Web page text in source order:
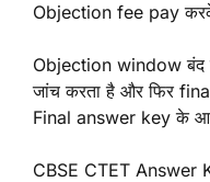
Objection fee pay
Objection window बंद
जांच करता है और फिर
Final answer key के
CBSE CTET Answer